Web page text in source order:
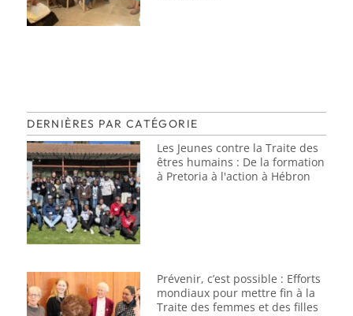
DERNIÈRES PAR CATÉGORIE
Les Jeunes contre la Traite des
êtres humains : De la formation
à Pretoria à l'action à Hébron
Prévenir, c’est possible : Efforts
mondiaux pour mettre fin à la
Traite des femmes et des filles